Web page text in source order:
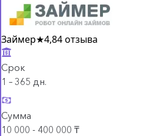
Займер★4,84 отзыва
Срок
1 – 365 дн.
Сумма
10 000 - 400 000 ₸